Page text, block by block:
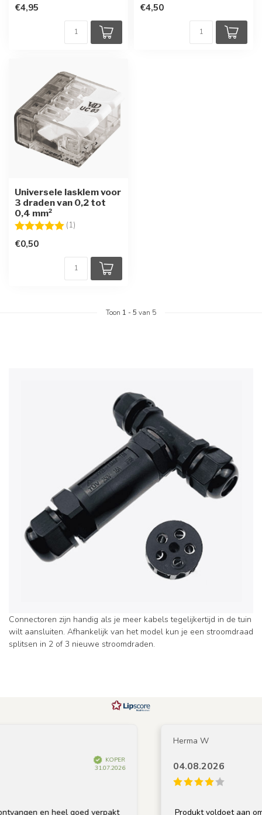
€4,95 €4,50
Universele lasklem voor
3 draden van 0,2 tot
0,4 mm²
Beoordeling: (1)
€0,50
Toon 1 - 5 van 5
Connectoren zijn handig als je meer kabels tegelijkertijd in de tuin
wilt aansluiten. Afhankelijk van het model kun je een stroomdraad
splitsen in 2 of 3 nieuwe stroomdraden.
KOPER
31.07.2026
en heel goed verpakt
Herma W
04.08.2026
Produkt voldoet aan